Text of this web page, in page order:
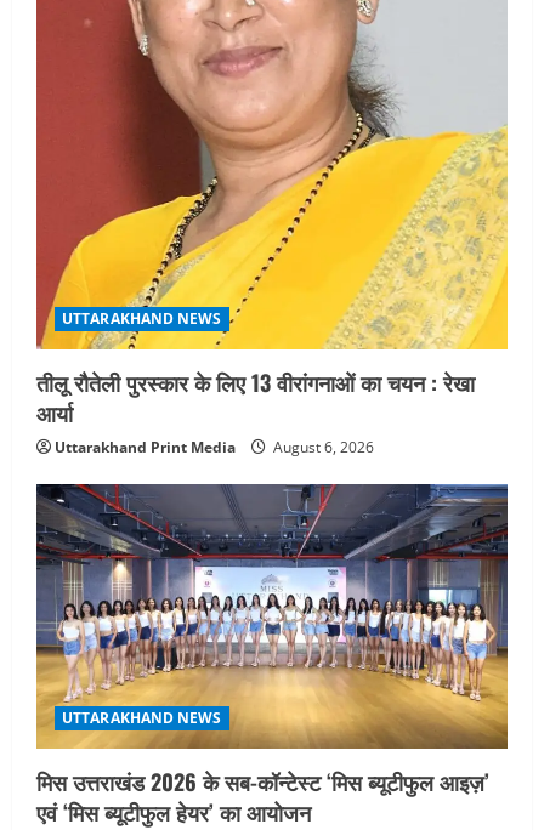
UTTARAKHAND NEWS
तीलू रौतेली पुरस्कार के लिए 13 वीरांगनाओं का चयन : रेखा
आर्या
Uttarakhand Print Media August 6, 2026
UTTARAKHAND NEWS
मिस उत्तराखंड 2026 के सब-कॉन्टेस्ट ‘मिस ब्यूटीफुल आइज़’
एवं ‘मिस ब्यूटीफुल हेयर’ का आयोजन